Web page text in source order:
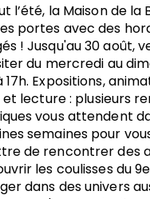
l’été, la Maison de la
portes avec des
! Jusqu'au 30 août,
du mercredi au
17h. Expositions,
lecture : plusieurs
vous attendent
semaines pour
de rencontrer des
les coulisses du
dans des univers